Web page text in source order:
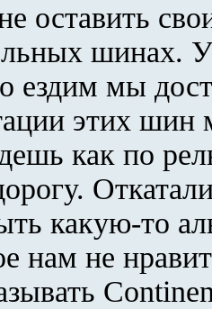
оставить
шинах.
ездим мы
этих
как по
какую-то
нам не